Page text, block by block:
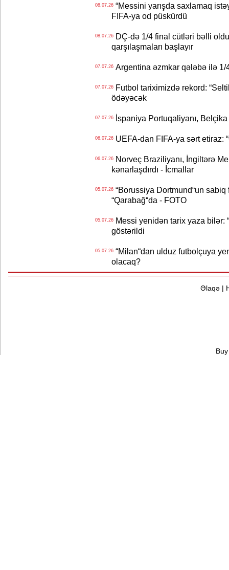
08.07.26“Messini yarışda saxlamaq
FIFA-ya od püskürdü
08.07.26DÇ-də 1/4 final cütləri bəlli
qarşılaşmaları başlayır
07.07.26Argentina əzmkar qələbə ilə 1/
07.07.26Futbol tariximizdə rekord:
ödəyəcək
07.07.26İspaniya Portuqaliyanı, Belçika
06.07.26UEFA-dan FIFA-ya sərt etiraz:
06.07.26Norveç Braziliyanı, İngiltərə
kənarlaşdırdı - İcmallar
05.07.26“Borussiya Dortmund“un sabiq
“Qarabağ“da - FOTO
05.07.26Messi yenidən tarix yaza bilər:
göstərildi
05.07.26“Milan“dan ulduz futbolçuya
olacaq?
Əlaqə|